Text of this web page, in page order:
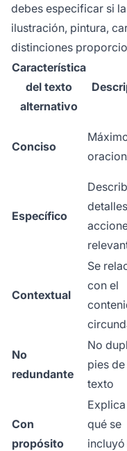
debes especificar si
ilustración, pintura,
distinciones
Característica
del texto
alternativo
Conciso
Específico
Contextual
Se
con el
No
redundante
No
pies
texto
Con
propósito
qué se
incluyó